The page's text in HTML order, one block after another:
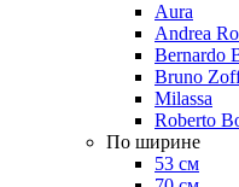
Aura
Andrea
Bernardo
Bruno
Milassa
Roberto
По ширине
53 см